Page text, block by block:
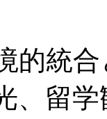
的統
、留